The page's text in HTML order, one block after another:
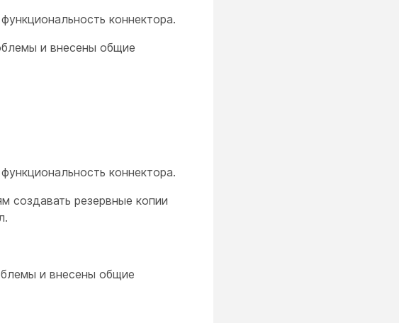
коннектора.
и внесены общие
коннектора.
создавать резервные копии
и внесены общие